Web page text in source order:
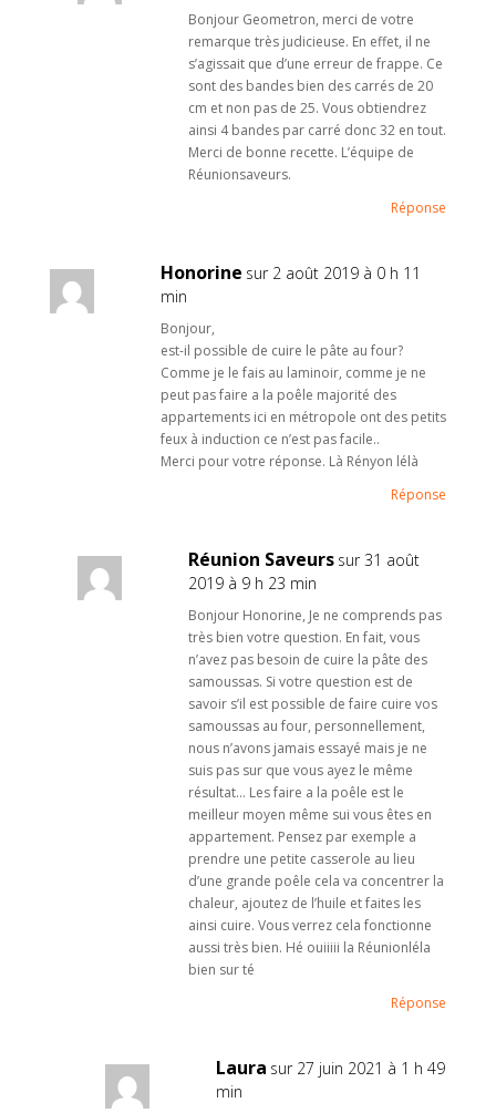
Bonjour Geometron, merci de votre
remarque très judicieuse. En effet, il ne
s’agissait que d’une erreur de frappe. Ce
sont des bandes bien des carrés de 20
cm et non pas de 25. Vous obtiendrez
ainsi 4 bandes par carré donc 32 en tout.
Merci de bonne recette. L’équipe de
Réunionsaveurs.
Réponse
Honorine sur 2 août 2019 à 0 h 11
min
Bonjour,
est-il possible de cuire le pâte au four?
Comme je le fais au laminoir, comme je ne
peut pas faire a la poêle majorité des
appartements ici en métropole ont des petits
feux à induction ce n’est pas facile..
Merci pour votre réponse. Là Rényon lélà
Réponse
Réunion Saveurs sur 31 août
2019 à 9 h 23 min
Bonjour Honorine, Je ne comprends pas
très bien votre question. En fait, vous
n’avez pas besoin de cuire la pâte des
samoussas. Si votre question est de
savoir s’il est possible de faire cuire vos
samoussas au four, personnellement,
nous n’avons jamais essayé mais je ne
suis pas sur que vous ayez le même
résultat… Les faire a la poêle est le
meilleur moyen même sui vous êtes en
appartement. Pensez par exemple a
prendre une petite casserole au lieu
d’une grande poêle cela va concentrer la
chaleur, ajoutez de l’huile et faites les
ainsi cuire. Vous verrez cela fonctionne
aussi très bien. Hé ouiiiii la Réunionléla
bien sur té
Réponse
Laura sur 27 juin 2021 à 1 h 49
min